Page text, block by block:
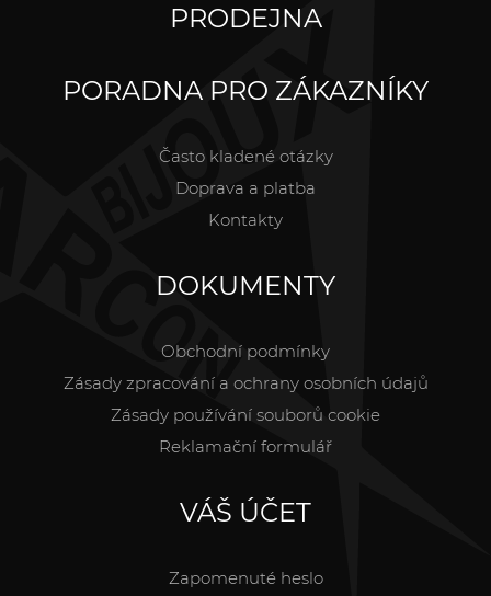
PRODEJNA
PORADNA PRO ZÁKAZNÍKY
Často kladené otázky
Doprava a platba
Kontakty
DOKUMENTY
Obchodní podmínky
Zásady zpracování a ochrany osobních údajů
Zásady používání souborů cookie
Reklamační formulář
VÁŠ ÚČET
Zapomenuté heslo